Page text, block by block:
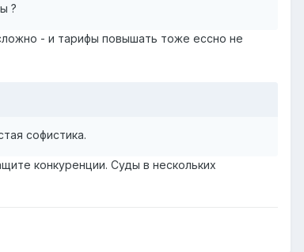
?
- и тарифы повышать тоже ессно не
софистика.
конкуренции. Суды в нескольких